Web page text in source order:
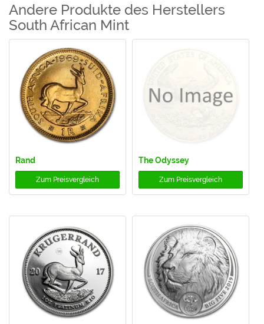
Andere Produkte des Herstellers
South African Mint
Rand
Zum Preisvergleich
The Odyssey
Zum Preisvergleich